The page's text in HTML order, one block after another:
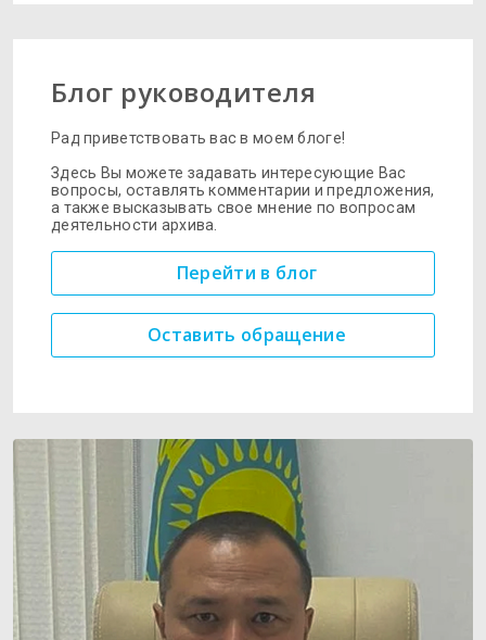
Блог руководителя
Рад приветствовать вас в моем блоге!
Здесь Вы можете задавать интересующие Вас
вопросы, оставлять комментарии и предложения,
а также высказывать свое мнение по вопросам
деятельности архива.
Перейти в блог
Оставить обращение